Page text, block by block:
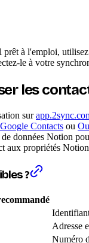
prêt à l'emploi,
le à votre
les
sur
Google Contacts ou
de données Notion
aux propriétés
?
Adresse
Numéro